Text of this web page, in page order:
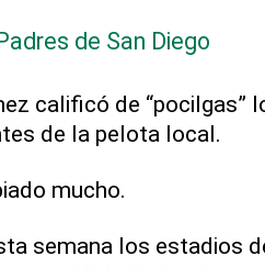
de San Diego
calificó de “pocilgas”
de la pelota local.
mucho.
semana los estadios